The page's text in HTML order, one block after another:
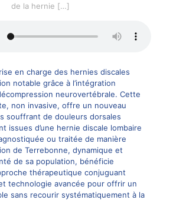
de la hernie […]
en charge des hernies discales
notable grâce à l’intégration
neurovertébrale. Cette
non invasive, offre un nouveau
souffrant de douleurs dorsales
issues d’une hernie discale lombaire
ou traitée de manière
de Terrebonne, dynamique et
de sa population, bénéficie
thérapeutique conjuguant
technologie avancée pour offrir un
sans recourir systématiquement à la